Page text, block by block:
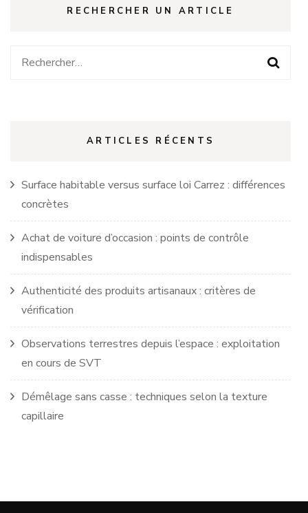
RECHERCHER UN ARTICLE
Rechercher :
ARTICLES RÉCENTS
Surface habitable versus surface loi Carrez : différences
concrètes
Achat de voiture d’occasion : points de contrôle
indispensables
Authenticité des produits artisanaux : critères de
vérification
Observations terrestres depuis l’espace : exploitation
en cours de SVT
Démêlage sans casse : techniques selon la texture
capillaire